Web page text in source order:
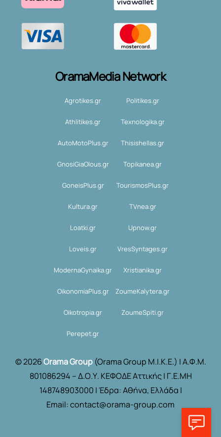
OramaMedia Network
Agrotikes.gr Politikes.gr
Athlitikes.gr Texnologika.gr
AutoMotoPlus.gr Thisishellas.gr
GnosiGiaOlous.gr Topikanea.gr
GoneisPlus.gr TourismosPlus.gr
Kultura.gr TVnea.gr
Loatki.gr Upnow.gr
Loveis.gr VresSyntages.gr
ModernaGynaika.gr Xristianika.gr
OikonomiaPlus.gr ZoumeKalytera.gr
Oikotropia.gr ZoumeSpiti.gr
Perepet.gr
© 2026Orama Group(Orama Group Μ.Ι.Κ.Ε.) | Α.Φ.Μ.
801086294 – Δ.Ο.Υ. ΚΕΦΟΔΕ Αττικής | Γ.Ε.ΜΗ
148748903000 | Έδρα: Αθήνα, Ελλάδα |
Email: contact@orama-group.com